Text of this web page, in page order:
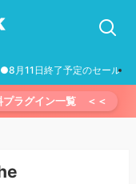
●8月11日終了予定のセール
プラグイン一覧 ＜＜